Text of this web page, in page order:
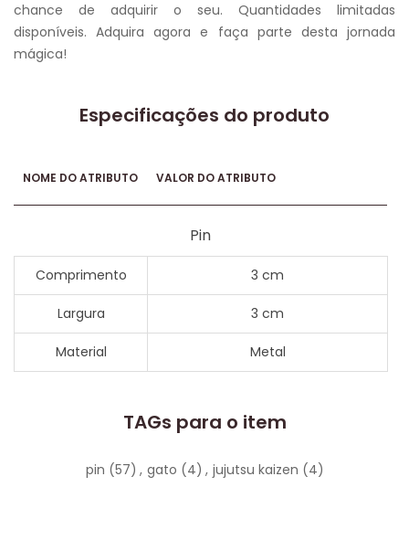
chance de adquirir o seu. Quantidades limitadas
disponíveis. Adquira agora e faça parte desta jornada
mágica!
Especificações do produto
NOME DO ATRIBUTO VALOR DO ATRIBUTO
Pin
Comprimento 3 cm
Largura 3 cm
Material Metal
TAGs para o item
pin (57) , gato (4) , jujutsu kaizen (4)